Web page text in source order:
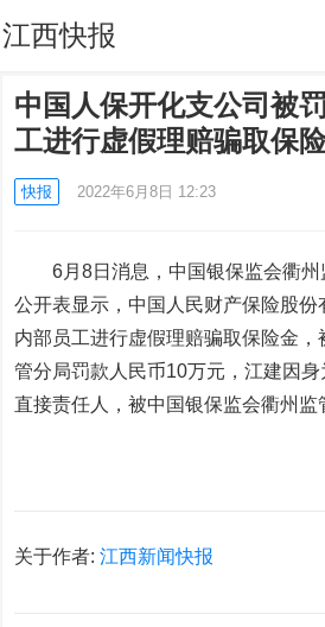
江西快报
中国人保开化支公司被
工进行虚假理赔骗取保
快报 2022年6月8日 12:23
6月8日消息，中国银保监会衢州
公开表显示，中国人民财产保险股份
内部员工进行虚假理赔骗取保险金，
管分局罚款人民币10万元，江建因身
直接责任人，被中国银保监会衢州 监
关于作者:江西新闻快报